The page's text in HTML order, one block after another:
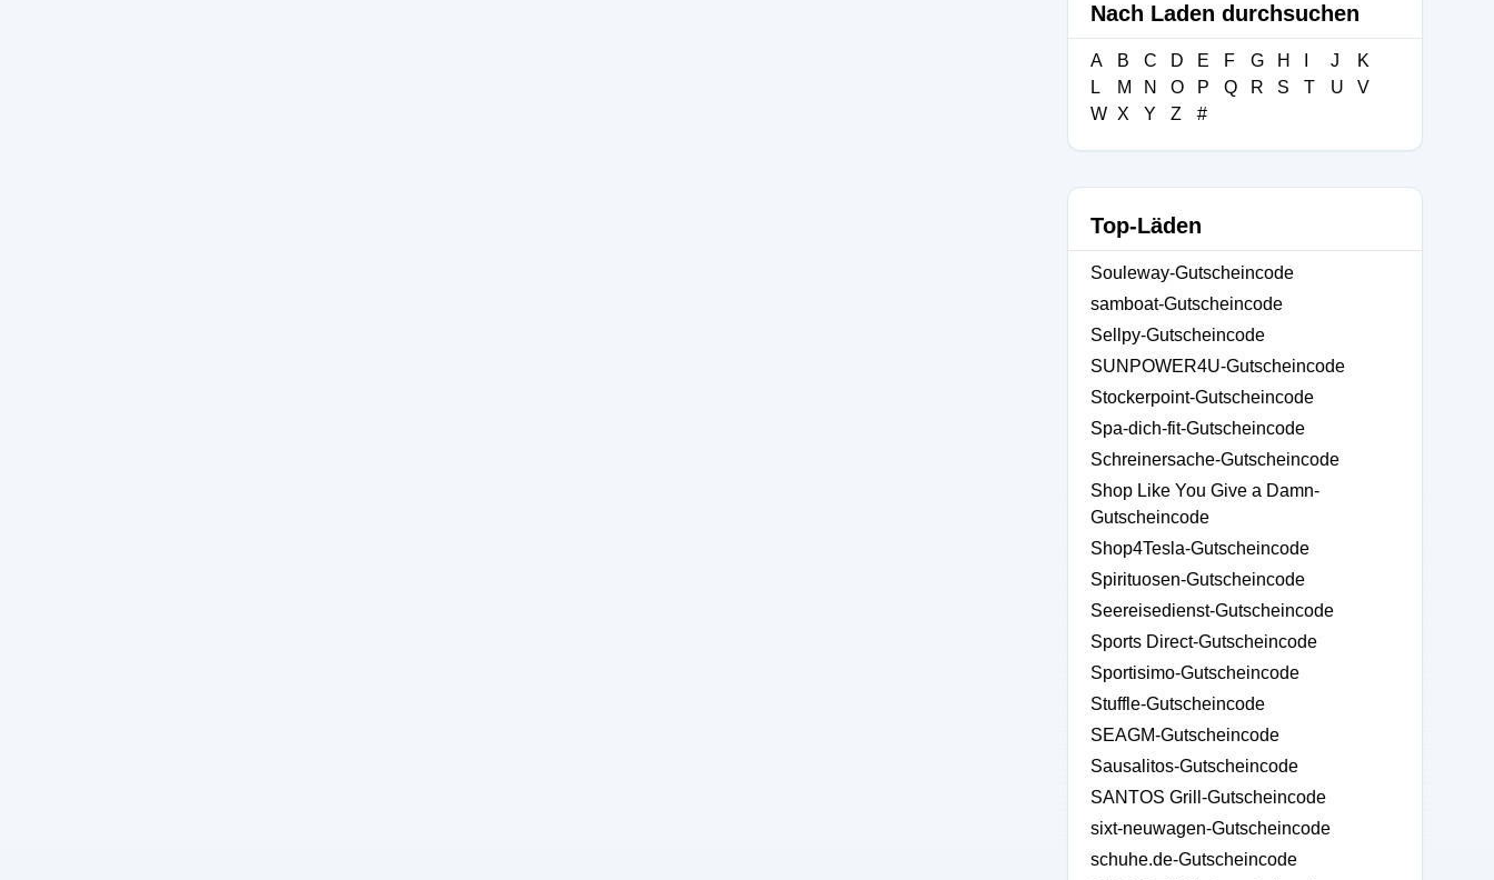
Nach Laden durchsuchen
A B C D E F G H J
K
L
M N O P Q R S T U
V
W X Y Z #
Top-Läden
Souleway-Gutscheincode
samboat-Gutscheincode
Sellpy-Gutscheincode
SUNPOWER4U-Gutscheincode
Stockerpoint-Gutscheincode
Spa-dich-fit-Gutscheincode
Schreinersache-Gutscheincode
Shop Like You Give a Damn-
Gutscheincode
Shop4Tesla-Gutscheincode
Spirituosen-Gutscheincode
Seereisedienst-Gutscheincode
Sports Direct-Gutscheincode
Sportisimo-Gutscheincode
Stuffle-Gutscheincode
SEAGM-Gutscheincode
Sausalitos-Gutscheincode
SANTOS Grill-Gutscheincode
sixt-neuwagen-Gutscheincode
schuhe.de-Gutscheincode